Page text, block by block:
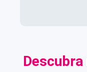
Descubra